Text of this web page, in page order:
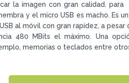
la imagen con gran calidad. para
y el micro USB es macho. Es
al móvil con gran rapidez, a
480 MBits el máximo. Una
memorias o teclados entre